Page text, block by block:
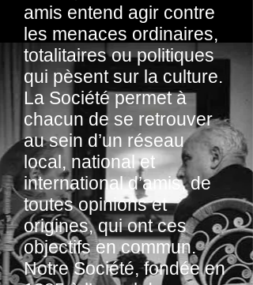
amis entend agir contre
les menaces ordinaires,
totalitaires ou politiques
qui pèsent sur la culture.
La Société permet à
chacun de se retrouver
au sein d’un réseau
local, national et
international d’amis, de
toutes opinions et
origines, qui ont ces
objectifs en commun.
Notre Société, fondée en